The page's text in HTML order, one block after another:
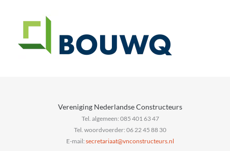
Vereniging Nederlandse Constructeurs
Tel. algemeen: 085 401 63 47
Tel. woordvoerder: 06 22 45 88 30
E-mail:
ln.sruetcurtsnocnv
@taairaterces